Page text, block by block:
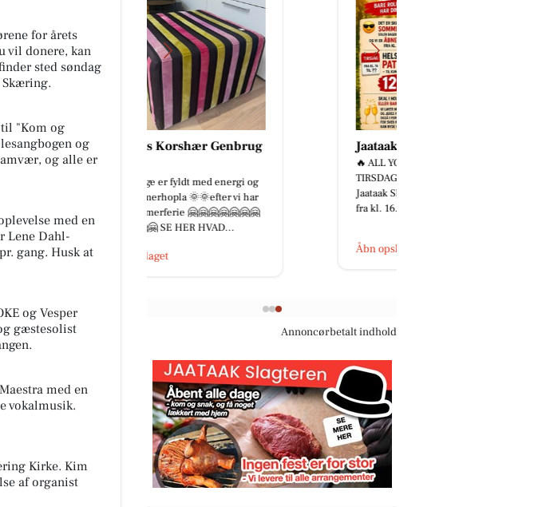
for årets
vil donere, kan
sted søndag
Skæring.
"Kom og
og
og alle er
med en
Lene Dahl-
gang. Husk at
og Vesper
gæstesolist
med en
vokalmusik.
Kirke. Kim
af organist
Genbrug
HER HVAD...
Jaataak Slagteren
TIRSDAG! 🔥🐷 Sulten? Så kig forbi
Jaataak Slagteren i morgen tirsdag
fra kl. 16.00, hvor vi serve...
Annoncørbetalt indhold